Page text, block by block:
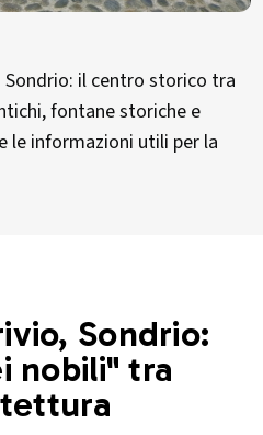
Sondrio: il centro storico tra
fontane storiche e
informazioni utili per la
Sondrio:
nobili" tra